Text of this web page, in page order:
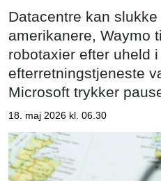
Datacentre kan
amerikanere, Waymo
robotaxier efter uheld
efterretningstjeneste
Microsoft trykker
18. maj 2026 kl. 06.30